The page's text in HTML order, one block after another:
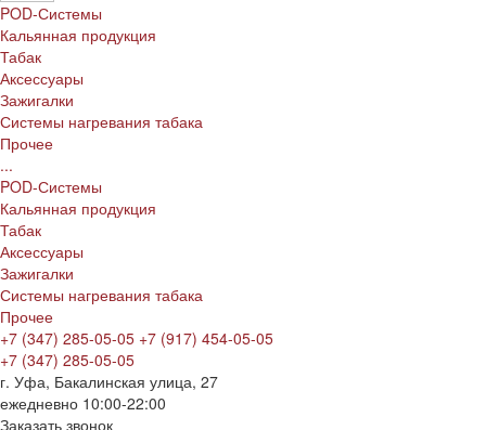
POD-Системы
Кальянная продукция
Табак
Аксессуары
Зажигалки
Системы нагревания табака
Прочее
...
POD-Системы
Кальянная продукция
Табак
Аксессуары
Зажигалки
Системы нагревания табака
Прочее
+7 (347) 285-05-05 +7 (917) 454-05-05
+7 (347) 285-05-05
г. Уфа, Бакалинская улица, 27
ежедневно 10:00-22:00
Заказать звонок